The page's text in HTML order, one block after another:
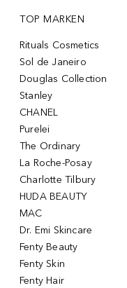
TOP MARKEN
Rituals Cosmetics
Sol de Janeiro
Douglas Collection
Stanley
CHANEL
Purelei
The Ordinary
La Roche-Posay
Charlotte Tilbury
HUDA BEAUTY
MAC
Dr. Emi Skincare
Fenty Beauty
Fenty Skin
Fenty Hair